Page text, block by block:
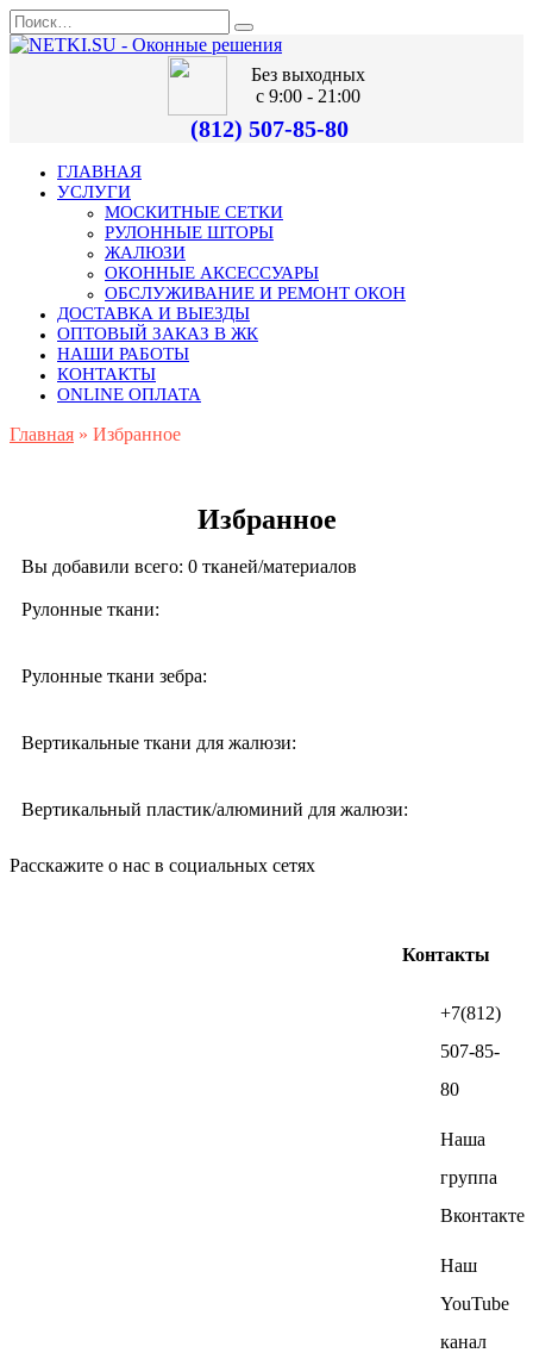
Без выходных
с 9:00 - 21:00
(812) 507-85-80
ГЛАВНАЯ
УСЛУГИ
МОСКИТНЫЕ СЕТКИ
РУЛОННЫЕ ШТОРЫ
ЖАЛЮЗИ
ОКОННЫЕ АКСЕССУАРЫ
ОБСЛУЖИВАНИЕ И РЕМОНТ ОКОН
ДОСТАВКА И ВЫЕЗДЫ
ОПТОВЫЙ ЗАКАЗ В ЖК
НАШИ РАБОТЫ
КОНТАКТЫ
ONLINE ОПЛАТА
Главная » Избранное
Избранное
Вы добавили всего: 0 тканей/материалов
Рулонные ткани:
Рулонные ткани зебра:
Вертикальные ткани для жалюзи:
Вертикальный пластик/алюминий для жалюзи:
Расскажите о нас в социальных сетях
Контакты
+7(812)
507-85-
80
Наша
группа
Вконтакте
Наш
YouTube
канал